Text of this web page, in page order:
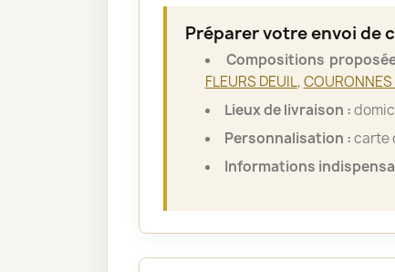
Préparer votre envoi de
Compositions
FLEURS DEUIL,COURONNES
Lieux de livraison :
Personnalisation :carte
Informations